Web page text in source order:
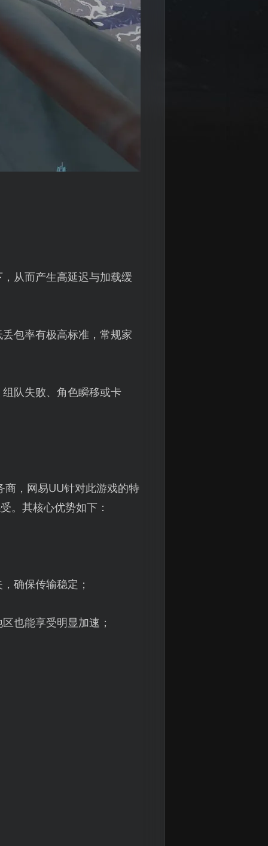
从而产生高延迟与加载缓
包率有极高标准，常规家
队失败、角色瞬移或卡
商，网易UU针对此游戏的特
。其核心优势如下：
确保传输稳定；
也能享受明显加速；